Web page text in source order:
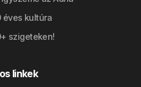
éves kultúra
szigeteken!
linkek